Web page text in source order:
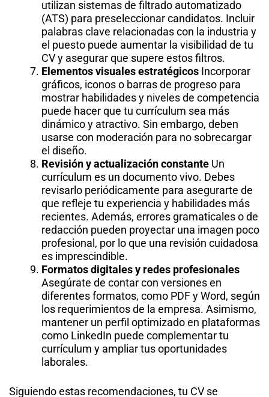
utilizan sistemas de filtrado automatizado
(ATS) para preseleccionar candidatos. Incluir
palabras clave relacionadas con la industria y
el puesto puede aumentar la visibilidad de tu
CV y asegurar que supere estos filtros.
Elementos visuales estratégicos Incorporar
gráficos, iconos o barras de progreso para
mostrar habilidades y niveles de competencia
puede hacer que tu currículum sea más
dinámico y atractivo. Sin embargo, deben
usarse con moderación para no sobrecargar
el diseño.
Revisión y actualización constante Un
currículum es un documento vivo. Debes
revisarlo periódicamente para asegurarte de
que refleje tu experiencia y habilidades más
recientes. Además, errores gramaticales o de
redacción pueden proyectar una imagen poco
profesional, por lo que una revisión cuidadosa
es imprescindible.
Formatos digitales y redes profesionales
Asegúrate de contar con versiones en
diferentes formatos, como PDF y Word, según
los requerimientos de la empresa. Asimismo,
mantener un perfil optimizado en plataformas
como LinkedIn puede complementar tu
currículum y ampliar tus oportunidades
laborales.
Siguiendo estas recomendaciones, tu CV se